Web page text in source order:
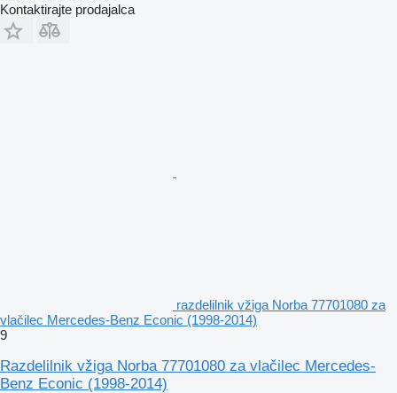
Kontaktirajte prodajalca
razdelilnik vžiga Norba 77701080 za
vlačilec Mercedes-Benz Econic (1998-2014)
9
Razdelilnik vžiga Norba 77701080 za vlačilec Mercedes-
Benz Econic (1998-2014)